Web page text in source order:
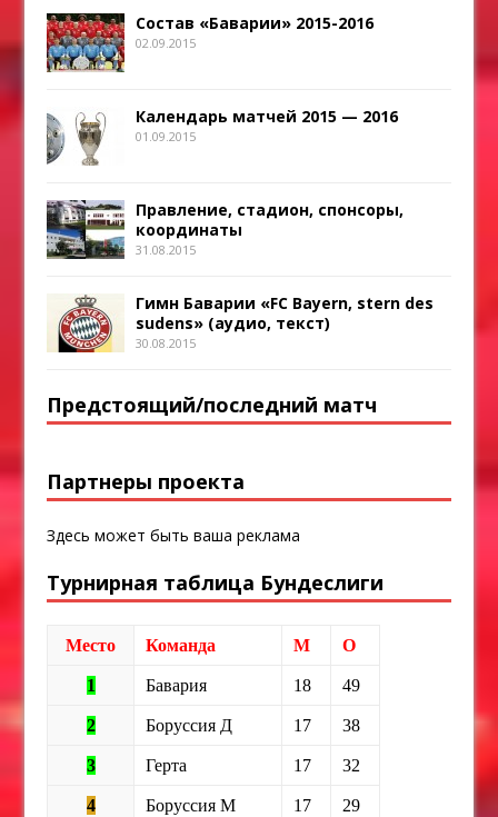
Состав «Баварии» 2015-2016
02.09.2015
Календарь матчей 2015 — 2016
01.09.2015
Правление, стадион, спонсоры,
координаты
31.08.2015
Гимн Баварии «FC Bayern, stern des
sudens» (аудио, текст)
30.08.2015
Предстоящий/последний матч
Партнеры проекта
Здесь может быть ваша реклама
Турнирная таблица Бундеслиги
Место Команда М О
1 Бавария 18 49
2 Боруссия Д 17 38
3 Герта 17 32
4 Боруссия М 17 29